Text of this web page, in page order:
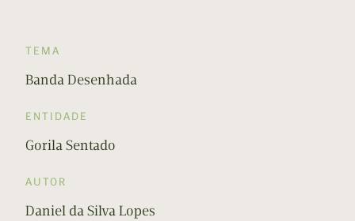
TEMA
Banda Desenhada
ENTIDADE
Gorila Sentado
AUTOR
Daniel da Silva Lopes